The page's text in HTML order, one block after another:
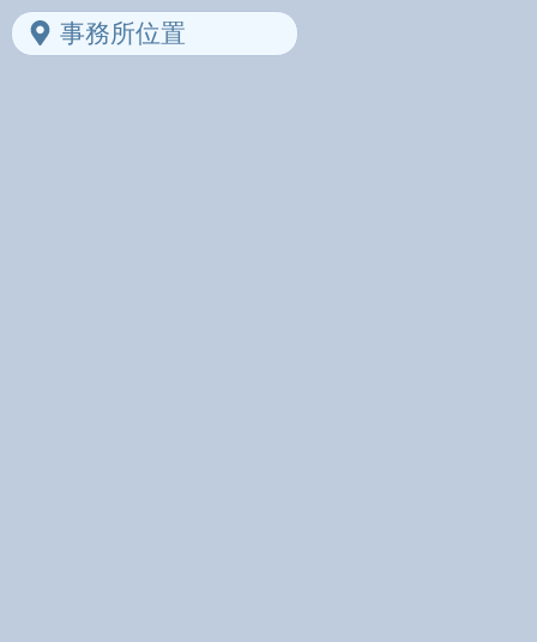
事務所位置